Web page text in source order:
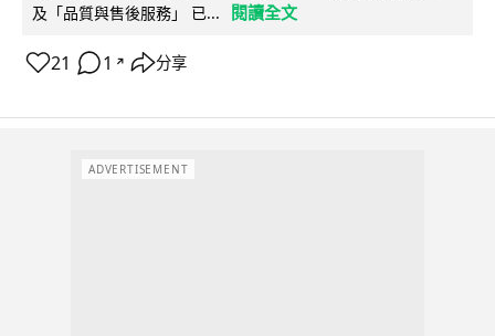
及「品質與售後服務」 已...
閱讀全文
21 1 ↗ 分享
ADVERTISEMENT